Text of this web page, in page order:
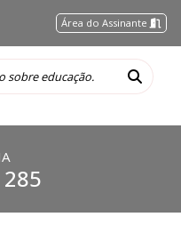
Área do Assinante
285